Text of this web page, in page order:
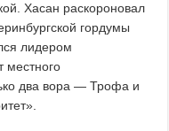
Хасан раскороновал
гордумы
лидером
местного
два вора — Трофа и